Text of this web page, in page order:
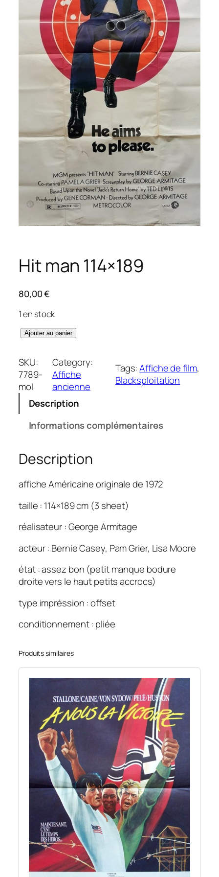
Hit man 114×189
80,00€
1 en stock
q
a
n
t
i
H
i
t
m
a
1
4
×
1
9
Ajouter au panier
SKU:
7789-
mol
Category:
Affiche
ancienne
Tags:Affiche de film
Blacksploitation
Description
Informations complémentaires
Description
affiche Américaine originale de 1972
taille : 114×189 cm (3 sheet)
réalisateur : George Armitage
acteur : Bernie Casey, Pam Grier, Lisa Moore
état : assez bon (petit manque bodure
droite vers le haut petits accrocs)
type impréssion : offset
conditionnement : pliée
Produits similaires